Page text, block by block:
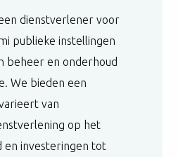
dienstverlener voor
publieke instellingen
beheer en onderhoud
We bieden een
van
op het
en investeringen tot